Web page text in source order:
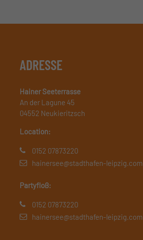
ADRESSE
Hainer Seeterrasse
An der Lagune 45
04552 Neukieritzsch
Location:
0152 07873220
hainersee@stadthafen-leipzig.com
Partyfloß:
0152 07873220
hainersee@stadthafen-leipzig.com